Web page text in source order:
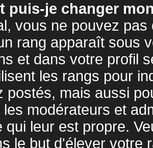
puis-je changer
vous ne pouvez
rang apparaît sous
et dans votre profil
les rangs pour
postés, mais aussi
modérateurs et
qui leur est propre.
le but d'élever votre